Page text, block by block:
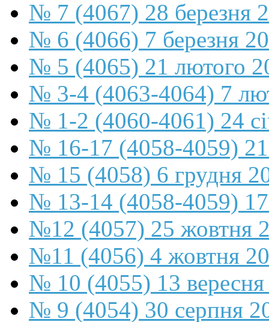
№ 7 (4067) 28 березня
№ 6 (4066) 7 березня
№ 5 (4065) 21 лютого
№ 3-4 (4063-4064) 7
№ 1-2 (4060-4061) 24
№ 16-17 (4058-4059) 21
№ 15 (4058) 6 грудня
№ 13-14 (4058-4059) 17
№12 (4057) 25 жовтня
№11 (4056) 4 жовтня
№ 10 (4055) 13
№ 9 (4054) 30 серпня